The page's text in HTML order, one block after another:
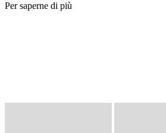
Per saperne di più